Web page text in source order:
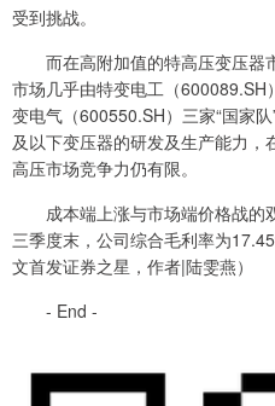
受到挑战。
而在高附加值的特高压变压器市
市场几乎由特变电工（
变电气（600550.SH）三家“国家
及以下变压器的研发及生产能力
高压市场竞争力仍有限。
成本端上涨与市场端价格战的
三季度末，公司综合毛利率为
文首发证券之星，作者|陆雯燕）
- End -